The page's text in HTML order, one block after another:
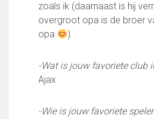
Contact
Vertrouwenspersonen
Wie doet wat
Ruimte reserveren/huren
zoals ik (daarnaast is hij
overgroot opa is de broer
opa
)
-Wat is jouw favoriete club
Ajax
-Wie is jouw favoriete